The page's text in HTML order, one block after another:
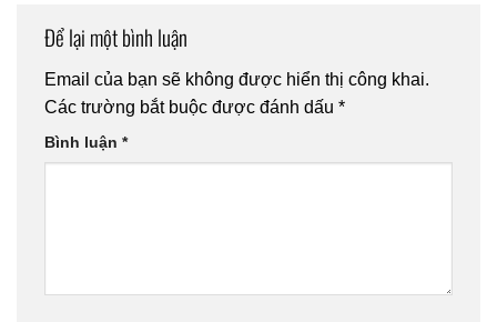
Để lại một bình luận
Email của bạn sẽ không được hiển thị công khai.
Các trường bắt buộc được đánh dấu *
Bình luận *